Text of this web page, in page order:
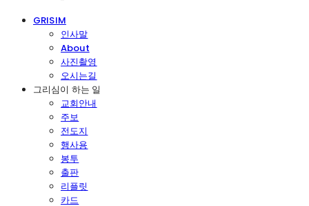
GRISIM
인사말
About
사진촬영
오시는길
그리심이 하는 일
교회안내
주보
전도지
행사용
봉투
출판
리플릿
카드